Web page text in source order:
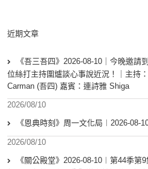
近期文章
《吾三吾四》2026-08-10｜今晚邀請
位絲打主持圍爐談心事說近況！｜主持
Carman (吾四) 嘉賓：連詩雅 Shiga
2026/08/10
《恩典時刻》周一文化局︱2026-08-
2026/08/10
《關公殿堂》2026-08-10︱第44季